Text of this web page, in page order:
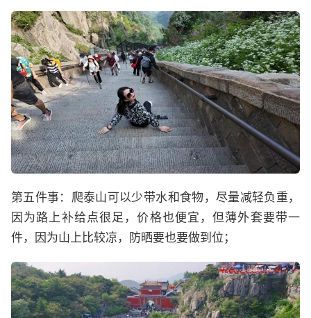
第五件事：爬泰山可以少带水和食物，尽量减轻负重，
因为路上补给点很足，价格也便宜，但薄外套要带一
件，因为山上比较凉，防晒要也要做到位；